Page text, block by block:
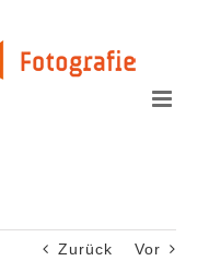
Zurück Vor